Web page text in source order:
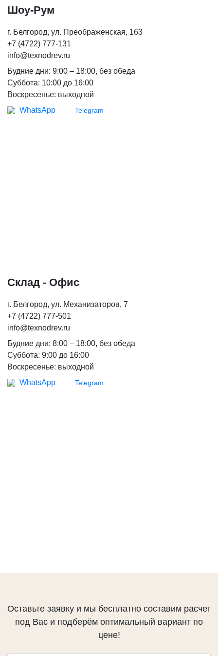
КЕДР
Вагонка
Канадский кедр
Вагонка
Канадский кедр Полок
КУМАРУ
ИПЕ
Евровагонка
Полок
Декоративный погонаж
Термоабаш
Термокумару
МАСЛА И КРАСКИ
Biofa
Teknos
G-Nature
Dusberg
ПРОЧЕЕ
Эпоксидная смола
Кисти
Шоу-Рум
г. Белгород, ул. Преображенская, 163 ​
+7 (4722) 777-131
info@texnodrev.ru
Будние дни: 9:00 – 18:00, без обеда
Суббота: 10:00 до 16:00
Воскресенье: выходной
WhatsApp
Telegram
Склад - Офис
г. Белгород, ул. Механизаторов, 7​ ​
+7 (4722) 777-501
info@texnodrev.ru
Будние дни: 8:00 – 18:00, без обеда
Суббота: 9:00 до 16:00
Воскресенье: выходной
WhatsApp
Telegram
Оставьте заявку и мы бесплатно составим расчет
под Вас и подберём оптимальный вариант по
цене!